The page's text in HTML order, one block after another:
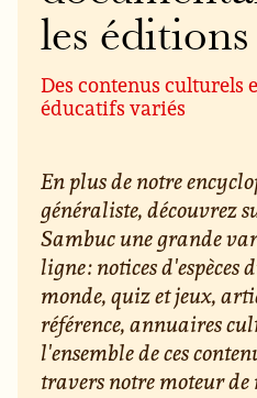
les
Des contenus culturels
éducatifs variés
En plus de notre
généraliste, découvrez
Sambuc une grande
ligne : notices
monde, quiz et jeux,
référence, annuaires
l'ensemble de ces
travers notre moteur de